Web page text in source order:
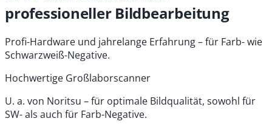
professioneller Bildbearbeitung
Profi-Hardware und jahrelange Erfahrung – für Farb- wie
Schwarzweiß-Negative.
Hochwertige Großlaborscanner
U. a. von Noritsu – für optimale Bildqualität, sowohl für
SW- als auch für Farb-Negative.